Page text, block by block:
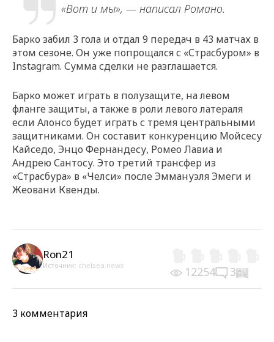
«Вот и мы», — написал Романо.
Барко забил 3 гола и отдал 9 передач в 43 матчах в
этом сезоне. Он уже попрощался с «Страсбуром» в
Instagram. Сумма сделки не разглашается.
Барко может играть в полузащите, на левом
фланге защиты, а также в роли левого латераля
если Алонсо будет играть с тремя центральными
защитниками. Он составит конкуренцию Мойсесу
Кайседо, Энцо Фернандесу, Ромео Лавиа и
Андрею Сантосу. Это третий трансфер из
«Страсбура» в «Челси» после Эммануэля Эмеги и
Жеовани Квенды.
Ron21
Источник: chelsea.news 12254 3
3 комментария